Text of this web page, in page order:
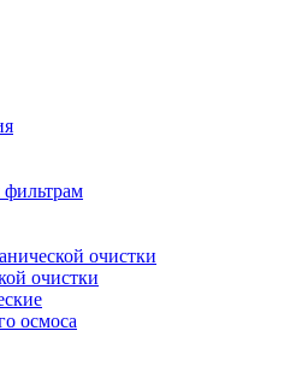
очистки
очистки
осмоса